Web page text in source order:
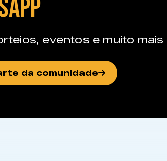
eventos e muito mais
da comunidade